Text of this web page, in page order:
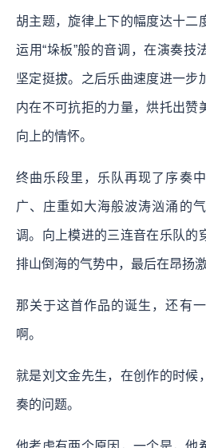
胡主题，旋律上下的幅度达十二
运用“垛板”般的音调，在演奏技
坚定挺拔。之后乐曲速度进一步
内在不可抗拒的力量，烘托出赞
向上的情怀。
终曲乐段里，乐队再现了序奏
广、庄重如大海般波涛汹涌的
调。向上模进的三连音在乐队的
排山倒海的气势中，最后在昂扬
那关于这首作品的诞生，还有
啊。
就是刘文金先生，在创作的时候
奏的问题。